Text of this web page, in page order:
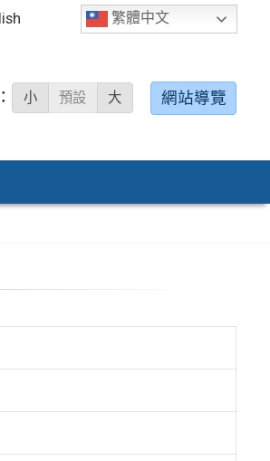
繁體中文
小 預設 大 網站導覽